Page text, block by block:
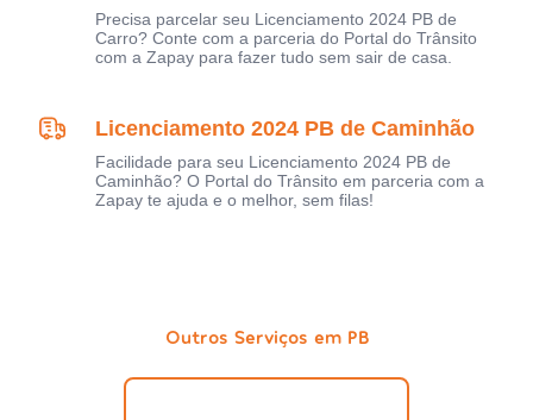
Precisa parcelar seu Licenciamento 2024 PB de
Carro? Conte com a parceria do Portal do Trânsito
com a Zapay para fazer tudo sem sair de casa.
Licenciamento 2024 PB de Caminhão
Facilidade para seu Licenciamento 2024 PB de
Caminhão? O Portal do Trânsito em parceria com a
Zapay te ajuda e o melhor, sem filas!
Outros Serviços em PB